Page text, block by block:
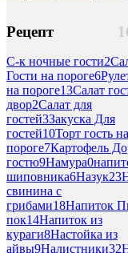
Рецепт
С-к ночные гости2
Гости на пороге6
на пороге13Салат
двор2Салат для
гостей3Закуска Для
гостей10Торт гость на
пороге7Картофель
гостю9Намура0
шиповника6Назук23
свинина с
грибами18Напиток
пок14Напиток из
кураги8Настойка из
айвы9Налистники32